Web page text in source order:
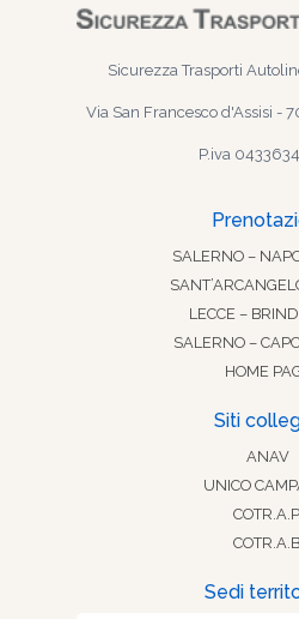
Sicurezza Trasporti
Via San Francesco d'Assisi -
P.iva
SALERNO –
LECCE –
SALERNO –
HOME
Siti
ANAV
UNICO
Sedi